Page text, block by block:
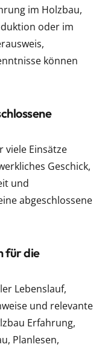
im Holzbau,
oder im
können
viele Einsätze
Geschick,
und
abgeschlossene
für die
Lebenslauf,
und relevante
Erfahrung,
Planlesen,